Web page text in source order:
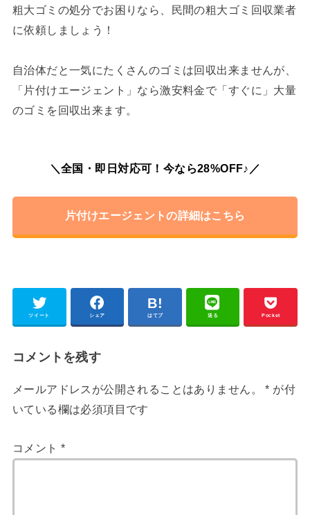
粗大ゴミの処分でお困りなら、民間の粗大ゴミ回収業者
に依頼しましょう！
自治体だと一気にたくさんのゴミは回収出来ませんが、
「片付けエージェント」なら激安料金で「すぐに」大量
のゴミを回収出来ます。
＼全国・即日対応可！今なら28%OFF♪／
片付けエージェントの詳細はこちら
ツイート シェア はてブ 送る Pocket
コメントを残す
メールアドレスが公開されることはありません。 * が付
いている欄は必須項目です
コメント *